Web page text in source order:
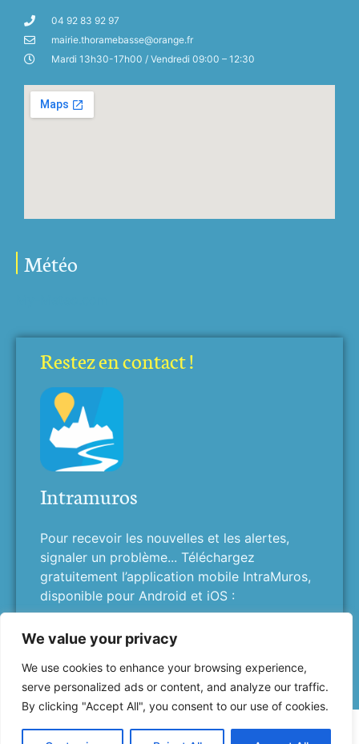
We value your privacy
We use cookies to enhance your browsing experience,
serve personalized ads or content, and analyze our traffic.
By clicking "Accept All", you consent to our use of cookies.
04 92 83 92 97
mairie.thoramebasse@orange.fr
Mardi 13h30-17h00 / Vendredi 09:00 – 12:30
Météo
Restez en contact !
Intramuros
Pour recevoir les nouvelles et les alertes,
signaler un problème... Téléchargez
gratuitement l’application mobile IntraMuros,
disponible pour Android et iOS :